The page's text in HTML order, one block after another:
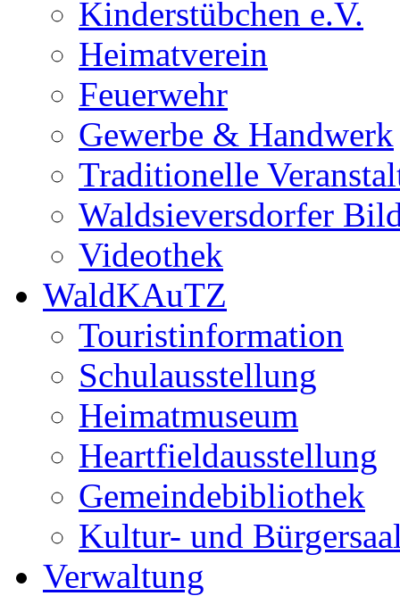
Kinderstübchen e.V.
Heimatverein
Feuerwehr
Gewerbe & Handwerk
Traditionelle
Waldsieversdorfer
Videothek
WaldKAuTZ
Touristinformation
Schulausstellung
Heimatmuseum
Heartfieldausstellung
Gemeindebibliothek
Kultur- und
Verwaltung